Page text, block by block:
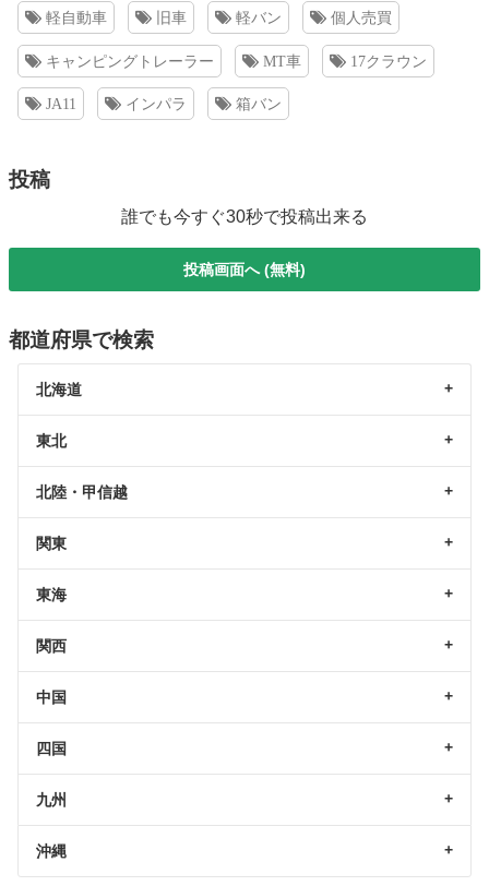
軽自動車 旧車 軽バン 個人売買
キャンピングトレーラー MT車 17クラウン
JA11 インパラ 箱バン
投稿
誰でも今すぐ30秒で投稿出来る
投稿画面へ (無料)
都道府県で検索
北海道
東北
北陸・甲信越
関東
東海
関西
中国
四国
九州
沖縄